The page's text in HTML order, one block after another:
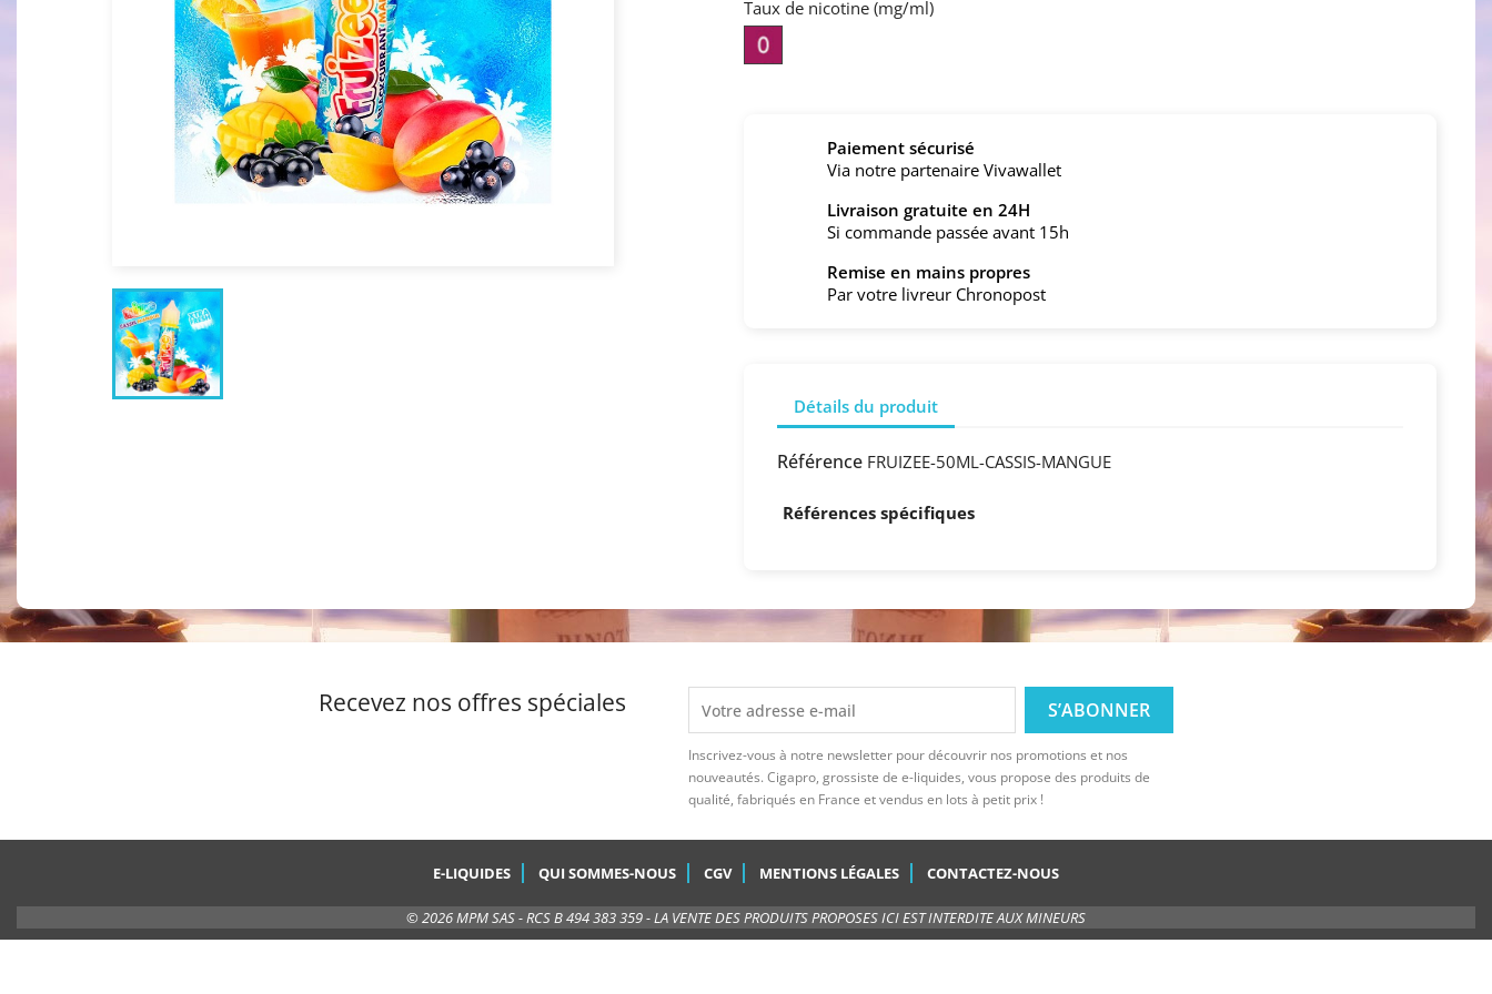
Taux de nicotine (mg/ml)
mg/ml
Paiement sécurisé
Via notre partenaire Vivawallet
Livraison gratuite en 24H
Si commande passée avant 15h
Remise en mains propres
Par votre livreur Chronopost
Détails du produit
Référence FRUIZEE-50ML-CASSIS-MANGUE
Références spécifiques
Recevez nos offres spéciales
Inscrivez-vous à notre newsletter pour découvrir nos promotions et nos
nouveautés. Cigapro, grossiste de e-liquides, vous propose des produits de
qualité, fabriqués en France et vendus en lots à petit prix !
E-LIQUIDES QUI SOMMES-NOUS CGV MENTIONS LÉGALES CONTACTEZ-NOUS
© 2026 MPM SAS - RCS B 494 383 359 - LA VENTE DES PRODUITS PROPOSES ICI EST INTERDITE AUX MINEURS